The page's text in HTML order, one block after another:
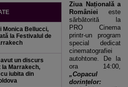
Monica Bellucci,
la Festivalul de
un discurs
Marrakech,
iubita din
Ziua Națională a
României este
sărbătorită la
PRO Cinema
printr-un program
special dedicat
cinematografiei
autohtone. De la
ora 14:00,
„Copacul
dorințelor: